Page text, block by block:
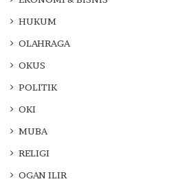
HUKUM
OLAHRAGA
OKUS
POLITIK
OKI
MUBA
RELIGI
OGAN ILIR